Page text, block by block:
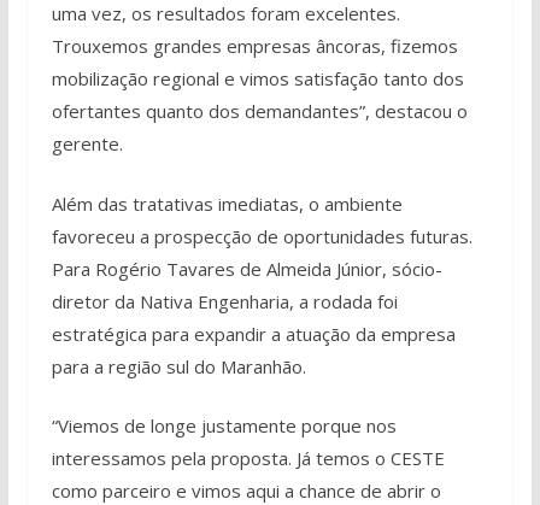
uma vez, os resultados foram excelentes.
Trouxemos grandes empresas âncoras, fizemos
mobilização regional e vimos satisfação tanto dos
ofertantes quanto dos demandantes”, destacou o
gerente.
Além das tratativas imediatas, o ambiente
favoreceu a prospecção de oportunidades futuras.
Para Rogério Tavares de Almeida Júnior, sócio-
diretor da Nativa Engenharia, a rodada foi
estratégica para expandir a atuação da empresa
para a região sul do Maranhão.
“Viemos de longe justamente porque nos
interessamos pela proposta. Já temos o CESTE
como parceiro e vimos aqui a chance de abrir o